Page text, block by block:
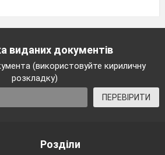
виданих документів
(використовуйте кириличну
розкладку)
ПЕРЕВІРИТИ
Розділи